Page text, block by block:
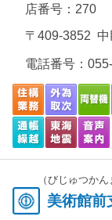
店番号：270
〒409-3852 中
電話番号：
（びじゅつかん
美術館前